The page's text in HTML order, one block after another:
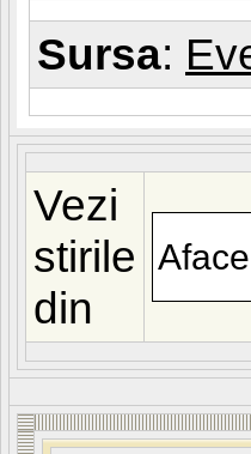
Sursa:
Vezi
stirile
din